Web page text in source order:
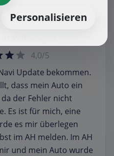
4,0/5
Update bekommen.
dass mein Auto ein
der Fehler nicht
Es ist für mich, eine
es mir überlegen
im AH melden. Im AH
und mein Auto wurde
Personalisieren